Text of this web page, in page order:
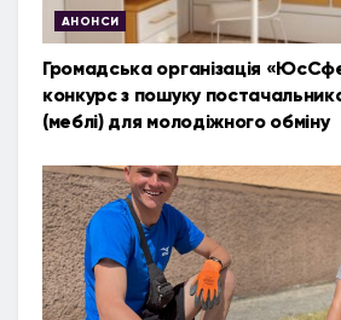
АНОНСИ
Громадська організація
конкурс з пошуку
(меблі) для молодіжного обміну